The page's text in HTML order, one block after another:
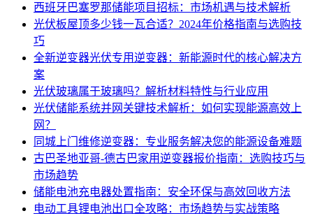
西班牙巴塞罗那储能项目招标：市场机遇与技术解析
光伏板屋顶多少钱一瓦合适？2024年价格指南与选购技
巧
全新逆变器光伏专用逆变器：新能源时代的核心解决方
案
光伏玻璃属于玻璃吗？解析材料特性与行业应用
光伏储能系统并网关键技术解析：如何实现能源高效上
网？
同城上门维修逆变器：专业服务解决您的能源设备难题
古巴圣地亚哥-德古巴家用逆变器报价指南：选购技巧与
市场趋势
储能电池充电器处置指南：安全环保与高效回收方法
电动工具锂电池出口全攻略：市场趋势与实战策略